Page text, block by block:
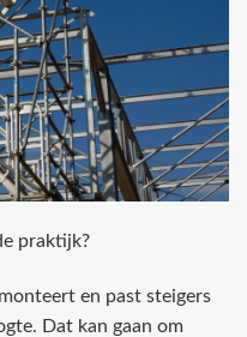
praktijk?
en past steigers
Dat kan gaan om